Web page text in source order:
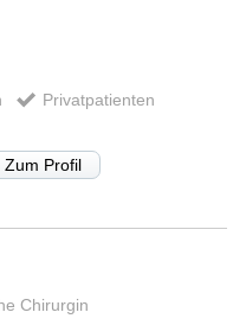
Privatpatienten
Zum Profil
Chirurgin